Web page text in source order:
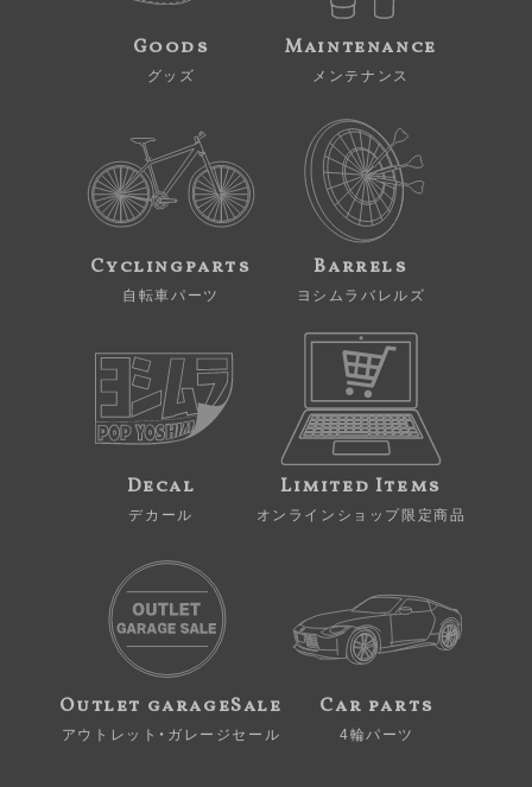
Goods
グッズ
Maintenance
メンテナンス
Cyclingparts
自転車パーツ
Barrels
ヨシムラバレルズ
Decal
デカール
Limited Items
オンラインショップ限定商品
Outlet garageSale
アウトレット・ガレージセール
Car parts
4輪パーツ